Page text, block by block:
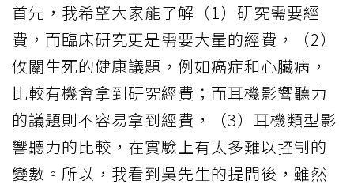
首先，我希望大家能了解（1）研究需要經
費，而臨床研究更是需要大量的經費，（2）
攸關生死的健康議題，例如癌症和心臟病，
比較有機會拿到研究經費；而耳機影響聽力
的議題則不容易拿到經費，（3）耳機類型影
響聽力的比較，在實驗上有太多難以控制的
變數。所以，我看到吳先生的提問後，雖然